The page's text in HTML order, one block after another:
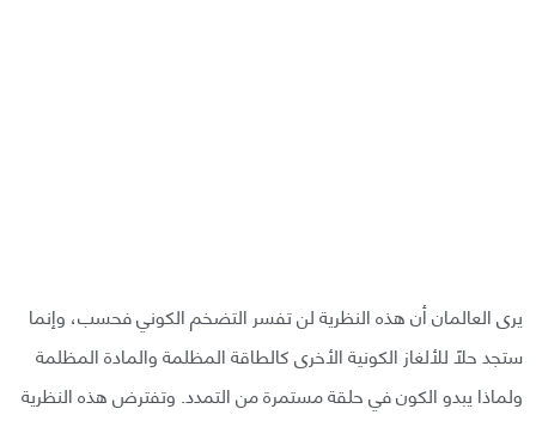
يرى العالمان أن هذه النظرية لن تفسر التضخم الكوني فحسب، وإنما
ستجد حلًا للألغاز الكونية الأخرى كالطاقة المظلمة والمادة المظلمة
ولماذا يبدو الكون في حلقة مستمرة من التمدد. وتفترض هذه النظرية